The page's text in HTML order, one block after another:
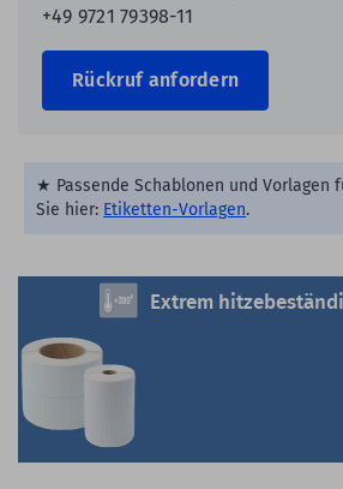
+49 9721 79398-11
Rückruf anfordern
★ Passende Schablonen und Vorlagen
Sie hier: Etiketten-Vorlagen.
Extrem